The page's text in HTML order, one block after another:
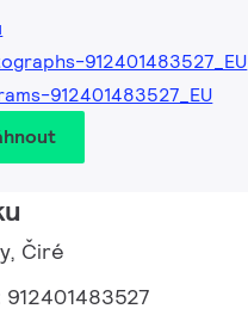
912401483527_EU
912401483527_EU
Čiré
912401483527